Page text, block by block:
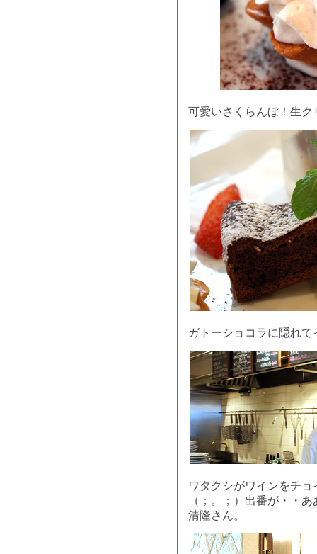
可愛いさくらんぼ！生
ガトーショコラに隠れ
ワタクシがワインをチ
（；。；）出番が・・
清隆さん。